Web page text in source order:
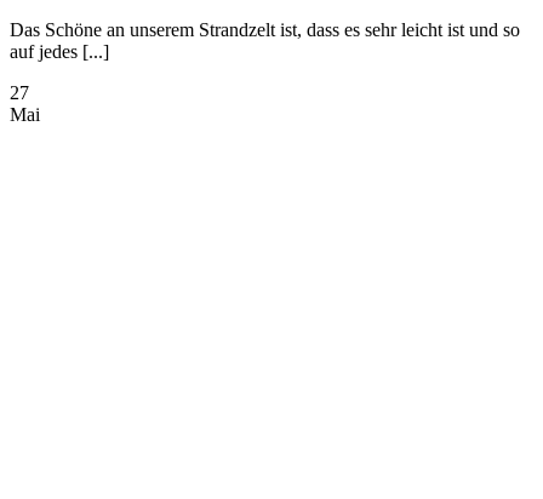
Das Schöne an unserem Strandzelt ist, dass es sehr leicht ist und so
auf jedes [...]
27
Mai